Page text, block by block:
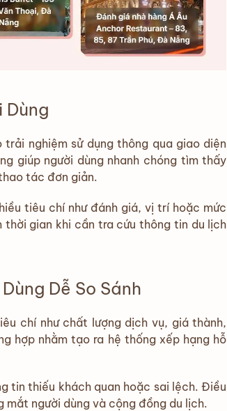
Dùng
nghiệm sử dụng thông qua giao diện
giúp người dùng nhanh chóng tìm thấy
tác đơn giản.
tiêu chí như đánh giá, vị trí hoặc mức
gian khi cần tra cứu thông tin du lịch
Dễ So Sánh
chí như chất lượng dịch vụ, giá thành,
hợp nhằm tạo ra hệ thống xếp hạng hỗ
tin thiếu khách quan hoặc sai lệch. Điều
người dùng và cộng đồng du lịch.